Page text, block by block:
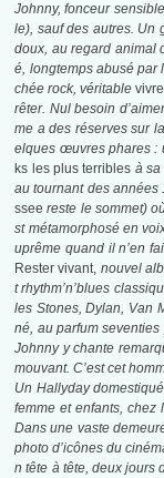
Johnny, fonceur
le), sauf des autres. Un
doux, au regard animal
é, longtemps abusé par
chée rock, véritable
rêter. Nul besoin
me a des réserves sur
elques œuvres phares :
ks les plus terribles à sa
au tournant des
ssee reste le sommet)
st métamorphosé en
uprême quand il n’en
Rester vivant, nouvel
t rhythm’n’blues
les Stones, Dylan, Van
né, au parfum
Johnny y chante
mouvant. C’est cet
Un Hallyday
femme et enfants,
Dans une vaste
photo d’icônes du
n tête à tête, deux jours